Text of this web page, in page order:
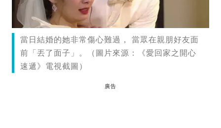
當日結婚的她非常傷心難過， 當眾在親朋好友面
前「丟了面子」。（圖片來源：《愛回家之開心
速遞》電視截圖）
廣告